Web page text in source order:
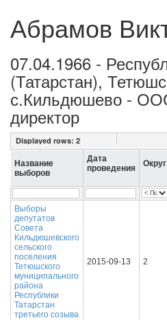
Абрамов
07.04.1966 -
(Татарстан),
с.Кильдюшево -
директор
Displayed rows: 2
Название
выборов
Дата
проведения
Округ
Выборы
депутатов
Совета
Кильдюшевского
сельского
поселения
Тетюшского
муниципального
района
Республики
Татарстан
третьего созыва
2015-09-13 2